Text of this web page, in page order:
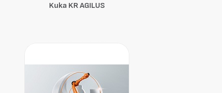
Kuka KR AGILUS